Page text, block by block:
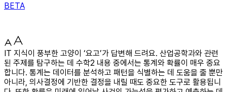
BETA
IT 지식이 풍부한 고양이 ‘요고’가 답변해 드려요. 산업공학과와 관련
된 주제를 탐구하는 데 수학2 내용 중에서는 통계와 확률이 매우 중요
합니다. 통계는 데이터를 분석하고 패턴을 식별하는 데 도움을 줄 뿐만
아니라, 의사결정에 기반한 결정을 내릴 때도 중요한 도구로 활용됩니